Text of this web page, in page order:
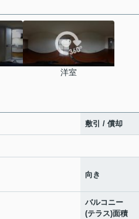
洋室
敷引 / 償却
向き
バルコニー
(テラス)面積